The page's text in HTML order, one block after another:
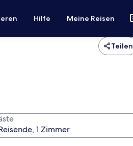
Hilfe Meine Reisen
Teilen